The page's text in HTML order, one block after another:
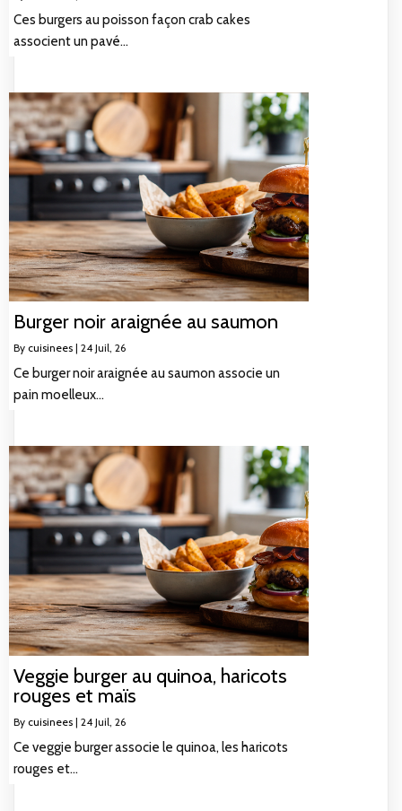
Ces burgers au poisson façon crab cakes
associent un pavé…
Burger noir araignée au saumon
By cuisinees | 24 Juil, 26
Ce burger noir araignée au saumon associe un
pain moelleux…
Veggie burger au quinoa, haricots
rouges et maïs
By cuisinees | 24 Juil, 26
Ce veggie burger associe le quinoa, les haricots
rouges et…